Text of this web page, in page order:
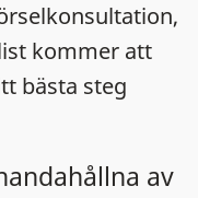
kommer att
bästa steg
av